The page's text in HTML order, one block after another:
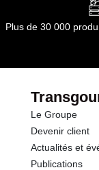
Glucides
Sel
par le(s)
Opérations
Plus de 30 000
Le Groupe
Devenir client
Actualités et
Publications